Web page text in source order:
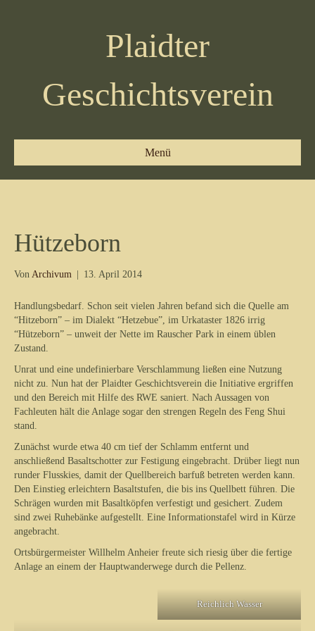
Plaidter
Geschichtsverein
Menü
Hützeborn
Von Archivum 13. April 2014
Handlungsbedarf. Schon seit vielen Jahren befand sich die Quelle am
“Hitzeborn” – im Dialekt “Hetzebue”, im Urkataster 1826 irrig
“Hützeborn” – unweit der Nette im Rauscher Park in einem üblen
Zustand.
Unrat und eine undefinierbare Verschlammung ließen eine Nutzung
nicht zu. Nun hat der Plaidter Geschichtsverein die Initiative ergriffen
und den Bereich mit Hilfe des RWE saniert. Nach Aussagen von
Fachleuten hält die Anlage sogar den strengen Regeln des Feng Shui
stand.
Zunächst wurde etwa 40 cm tief der Schlamm entfernt und
anschließend Basaltschotter zur Festigung eingebracht. Drüber liegt nun
runder Flusskies, damit der Quellbereich barfuß betreten werden kann.
Den Einstieg erleichtern Basaltstufen, die bis ins Quellbett führen. Die
Schrägen wurden mit Basaltköpfen verfestigt und gesichert. Zudem
sind zwei Ruhebänke aufgestellt. Eine Informationstafel wird in Kürze
angebracht.
Ortsbürgermeister Willhelm Anheier freute sich riesig über die fertige
Anlage an einem der Hauptwanderwege durch die Pellenz.
Reichlich Wasser